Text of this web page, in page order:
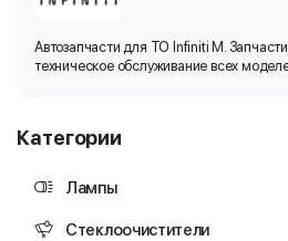
Автозапчасти для ТО Infiniti M.
техническое обслуживание всех
Категории
Лампы
Стеклоочистители